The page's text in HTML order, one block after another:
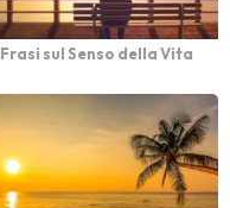
Frasi sul Senso della Vita